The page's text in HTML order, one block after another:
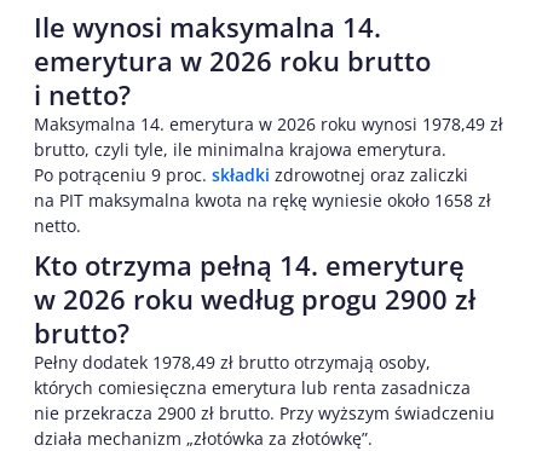
Ile wynosi maksymalna 14.
emerytura w 2026 roku brutto
i netto?
Maksymalna 14. emerytura w 2026 roku wynosi 1978,49 zł
brutto, czyli tyle, ile minimalna krajowa emerytura.
Po potrąceniu 9 proc. składki zdrowotnej oraz zaliczki
na PIT maksymalna kwota na rękę wyniesie około 1658 zł
netto.
Kto otrzyma pełną 14. emeryturę
w 2026 roku według progu 2900 zł
brutto?
Pełny dodatek 1978,49 zł brutto otrzymają osoby,
których comiesięczna emerytura lub renta zasadnicza
nie przekracza 2900 zł brutto. Przy wyższym świadczeniu
działa mechanizm „złotówka za złotówkę”.